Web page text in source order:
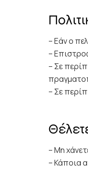
– Εάν ο
–
– Σε
– Σε
– Μη
– Κάποια